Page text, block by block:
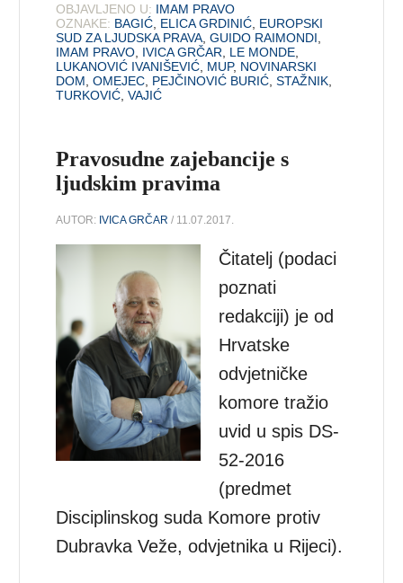
OBJAVLJENO U: IMAM PRAVO
OZNAKE: BAGIĆ ELICA GRDINIĆ EUROPSKI
SUD ZA LJUDSKA PRAVA ,GUIDO RAIMONDI
IMAM PRAVO IVICA GRČAR LE MONDE
LUKANOVIĆ IVANIŠEVIĆ MUP, NOVINARSKI
DOM ,OMEJEC PEJČINOVIĆ BURIĆ ,STAŽNIK
TURKOVIĆ ,VAJIĆ
Pravosudne zajebancije s
ljudskim pravima
AUTOR: IVICA GRČAR / 11.07.2017.
Čitatelj (podaci
poznati
redakciji) je od
Hrvatske
odvjetničke
komore tražio
uvid u spis DS-
52-2016
(predmet
Disciplinskog suda Komore protiv
Dubravka Veže, odvjetnika u Rijeci).